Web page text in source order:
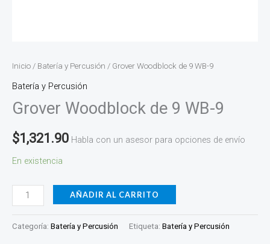
Inicio / Batería y Percusión / Grover Woodblock de 9 WB-9
Batería y Percusión
Grover Woodblock de 9 WB-9
$1,321.90 Habla con un asesor para opciones de envío
En existencia
AÑADIR AL CARRITO
Categoría: Batería y Percusión Etiqueta: Batería y Percusión